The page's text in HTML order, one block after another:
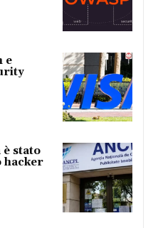
e
stato
hacker